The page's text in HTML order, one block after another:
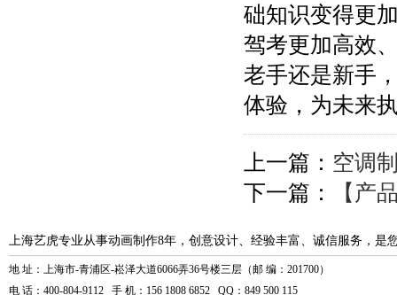
础知识变得更
驾考更加高效
老手还是新手
体验，为未来
上一篇： 空调
下一篇：
【产
上海艺虎专业从事动画制作8年，创意设计、经验丰富、诚信服务，是
地 址：上海市-青浦区-崧泽大道6066弄36号楼三层（邮 编：201700）
电 话：400-804-9112 手 机：156 1808 6852 QQ：849 500 115